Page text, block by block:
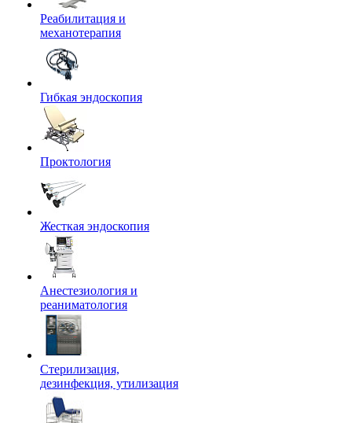
Реабилитация и
механотерапия
Гибкая эндоскопия
Проктология
Жесткая эндоскопия
Анестезиология и
реаниматология
Стерилизация,
дезинфекция, утилизация